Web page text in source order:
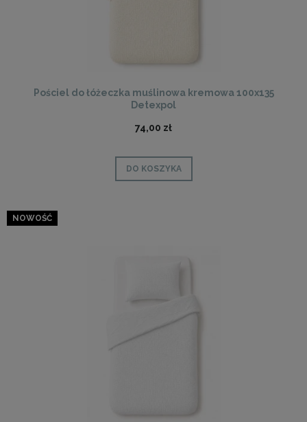
Pościel do łóżeczka muślinowa kremowa 100x135
Detexpol
74,00 zł
DO KOSZYKA
NOWOŚĆ